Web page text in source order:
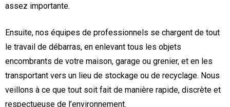
assez importante.
Ensuite, nos équipes de professionnels se chargent de tout
le travail de débarras, en enlevant tous les objets
encombrants de votre maison, garage ou grenier, et en les
transportant vers un lieu de stockage ou de recyclage. Nous
veillons à ce que tout soit fait de manière rapide, discrète et
respectueuse de l’environnement.